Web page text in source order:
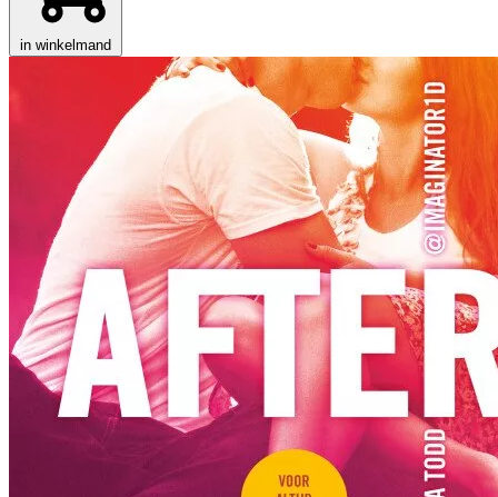
in winkelmand